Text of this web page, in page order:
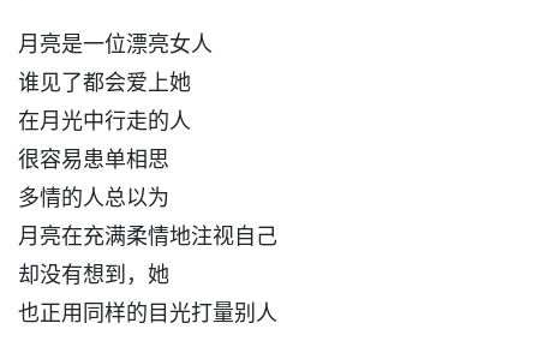
月亮是一位漂亮女人
谁见了都会爱上她
在月光中行走的人
很容易患单相思
多情的人总以为
月亮在充满柔情地注视自己
却没有想到，她
也正用同样的目光打量别人